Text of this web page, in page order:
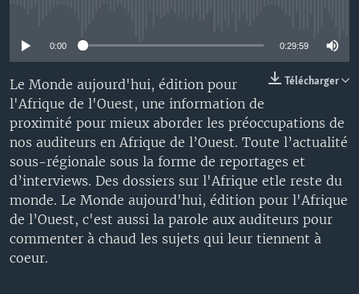
0:00 0:29:59
Télécharger
Le Monde aujourd'hui, édition pour
l'Afrique de l'Ouest, une information de
proximité pour mieux aborder les préoccupations de
nos auditeurs en Afrique de l’Ouest. Toute l’actualité
sous-régionale sous la forme de reportages et
d’interviews. Des dossiers sur l'Afrique etle reste du
monde. Le Monde aujourd'hui, édition pour l'Afrique
de l’Ouest, c'est aussi la parole aux auditeurs pour
commenter à chaud les sujets qui leur tiennent à
coeur.